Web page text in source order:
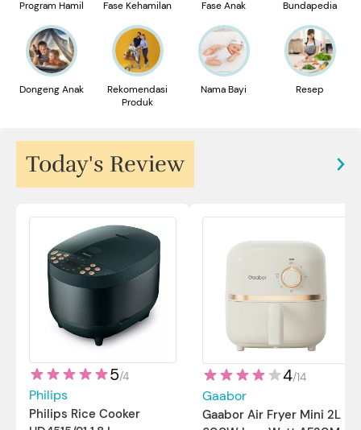
Program Hamil Fase Kehamilan Fase Anak Bundapedia
Dongeng Anak
Rekomendasi
Produk
Nama Bayi Resep
Today's Review
5/4
Philips
Philips Rice Cooker
4/14
Gaabor
Gaabor Air Fryer Mini 2L